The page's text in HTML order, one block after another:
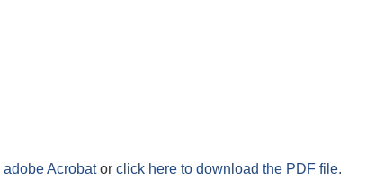
adobe Acrobator click here to download the PDF file.